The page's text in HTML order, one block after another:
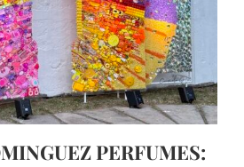
PERFUMES: